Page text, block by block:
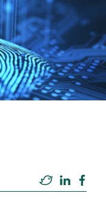
Twitter